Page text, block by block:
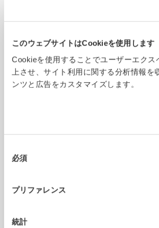
このウェブサイトはCookieを使用します
Cookieを使用することでユーザーエクス
上させ、サイト利用に関する分析情報を
ンツと広告をカスタマイズします。
必須
プリファレンス
統計
変わらないものは何です
Sedexからのサービス
は、違いはありません。
Sedex への連絡方法と支払い方法
すべての地域のすべてのSedex連絡先の
す。
Sedexへの支払いに同じ範囲の支払いオ
き利用できます。 Sedexプラットフォ